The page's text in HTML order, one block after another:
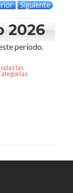
Siguiente
2026
período.
las